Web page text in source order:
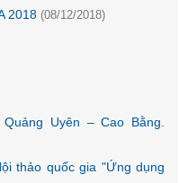
2018 (08/12/2018)
Uyên – Cao Bằng.
thảo quốc gia "Ứng dụng